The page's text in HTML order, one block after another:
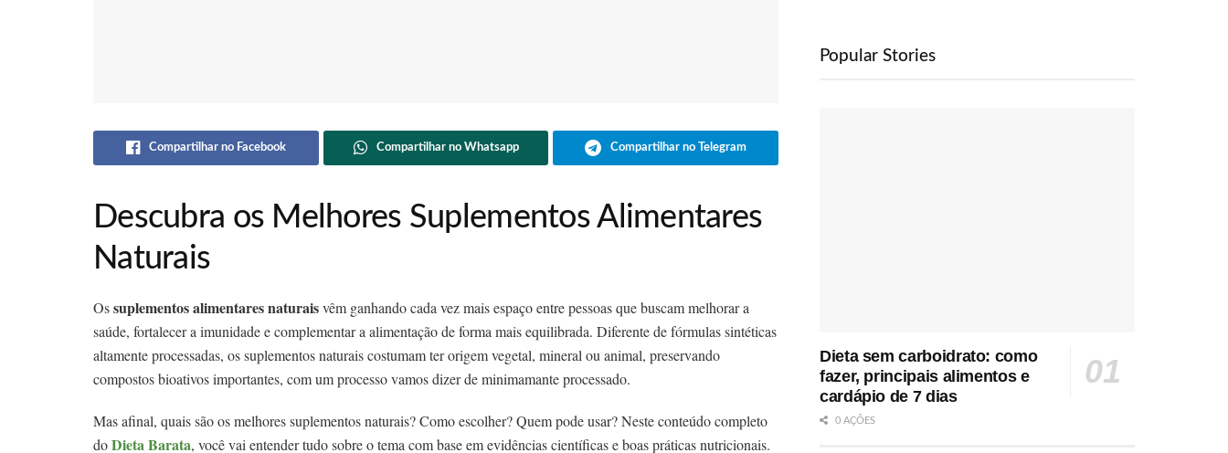
Compartilhar no Facebook Compartilhar no Whatsapp Compartilhar no Telegram
Descubra os Melhores Suplementos Alimentares
Naturais
Ossuplementos alimentares naturaisvêm ganhando cada vez mais espaço entre pessoas que buscam melhorar a
saúde, fortalecer a imunidade e complementar a alimentação de forma mais equilibrada. Diferente de fórmulas sintéticas
altamente processadas, os suplementos naturais costumam ter origem vegetal, mineral ou animal, preservando
compostos bioativos importantes, com um processo vamos dizer de minimamante processado.
Mas afinal, quais são os melhores suplementos naturais? Como escolher? Quem pode usar? Neste conteúdo completo
doDieta Barata, você vai entender tudo sobre o tema com base em evidências científicas e boas práticas nutricionais.
Popular Stories
Dieta sem carboidrato: como
fazer, principais alimentos e
cardápio de 7 dias
0 AÇÕES